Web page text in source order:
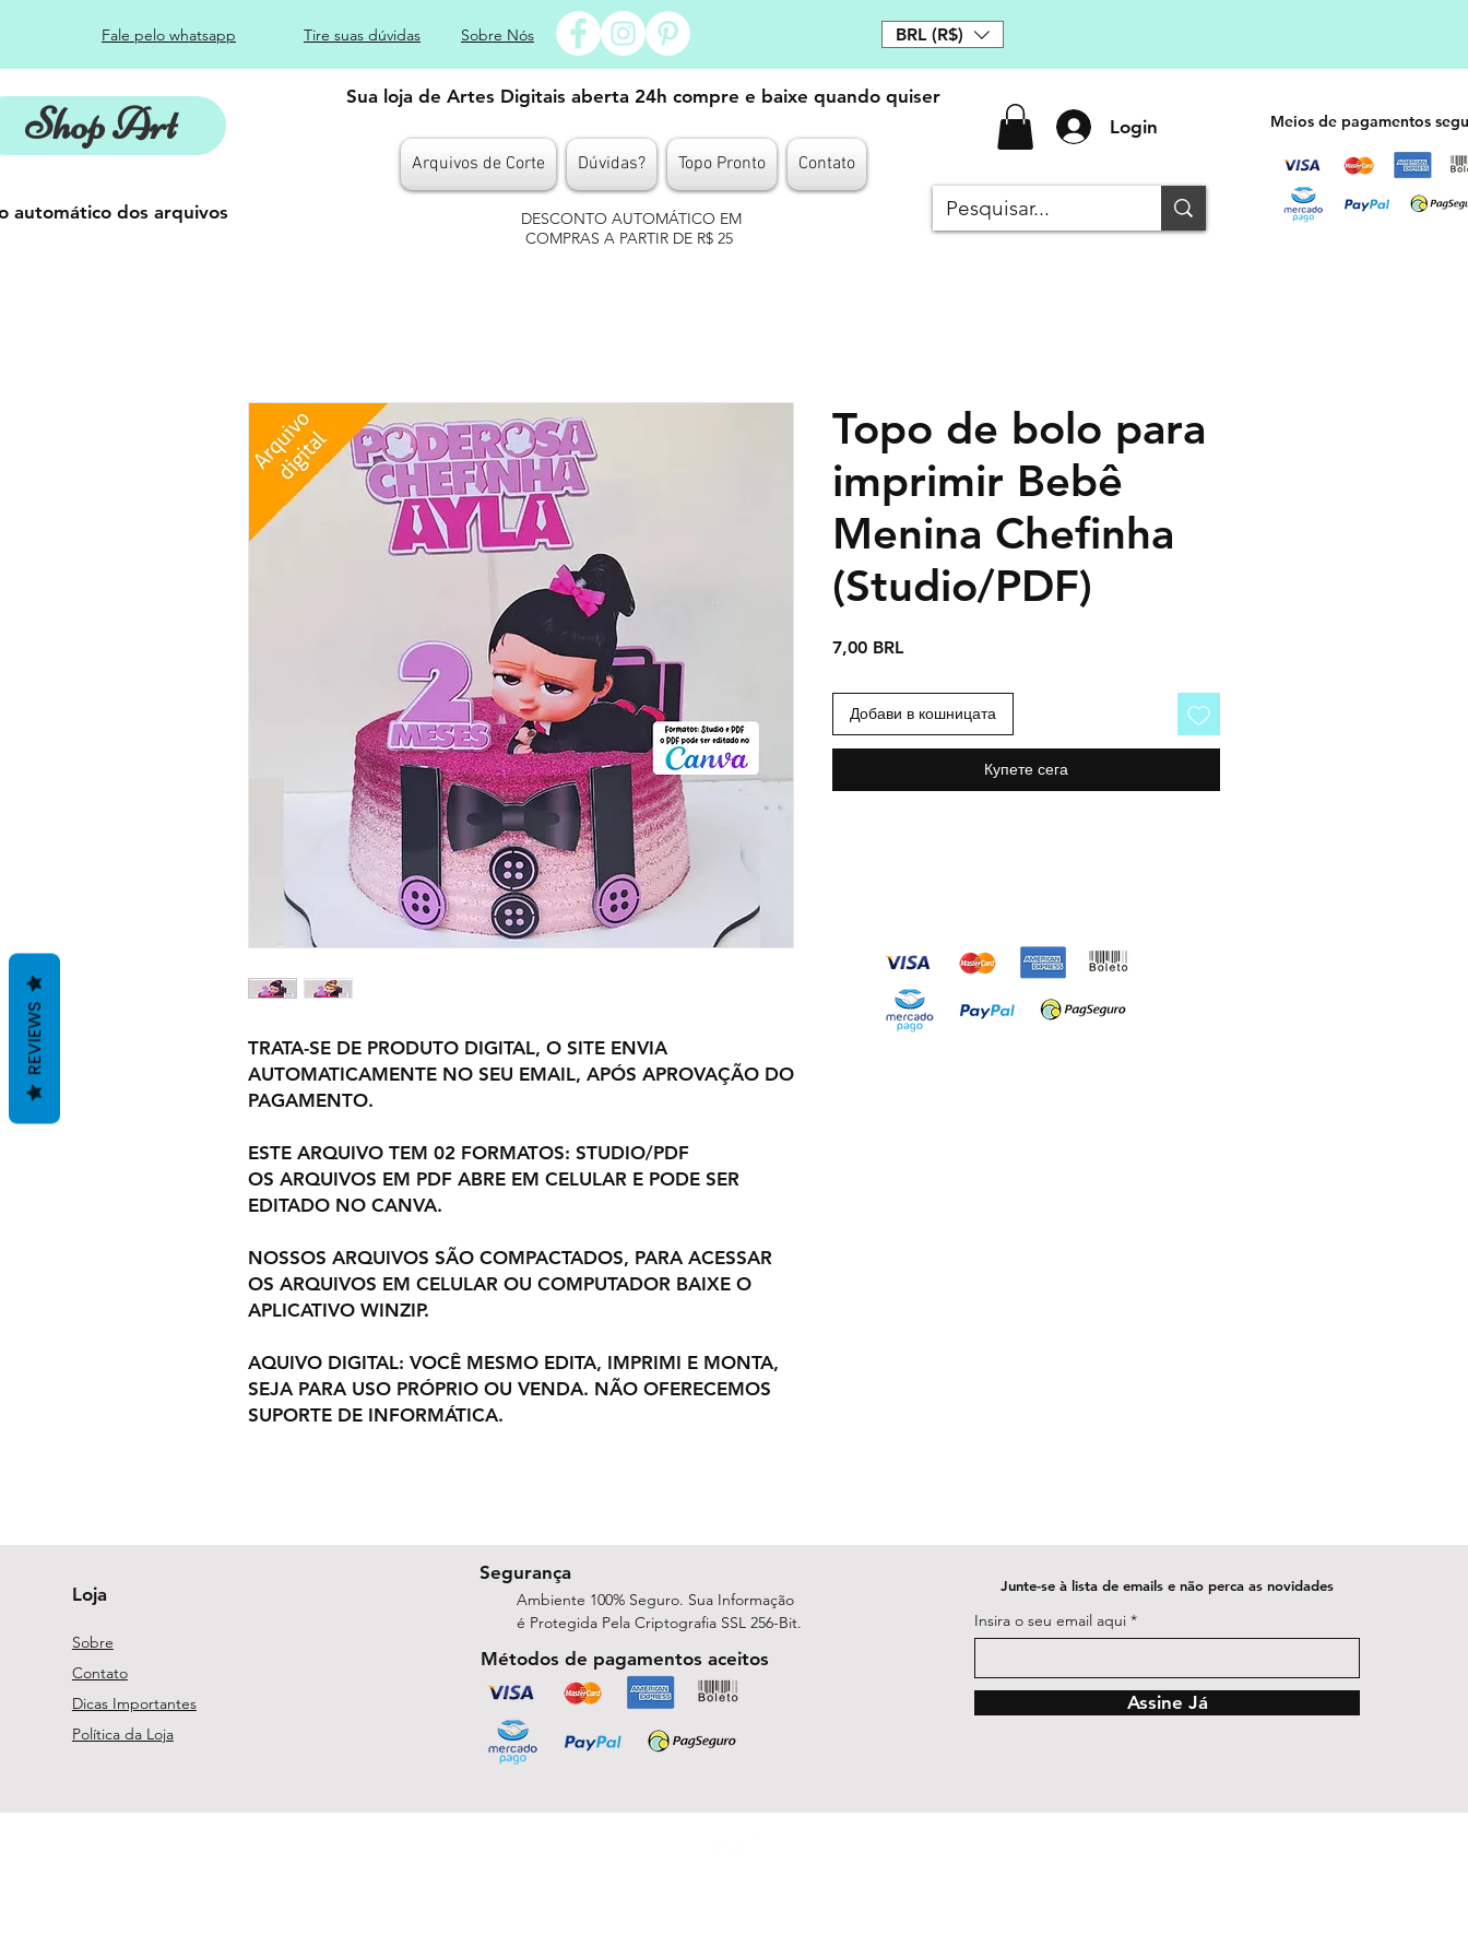
Fale pelo whatsapp Tire suas dúvidas Sobre Nós BRL (R$)
Shop Art
Sua loja de Artes Digitais aberta 24h compre e baixe quando quiser
Arquivos de Corte Dúvidas? Topo Pronto Contato
Login
automático dos arquivos
DESCONTO AUTOMÁTICO EM
COMPRAS A PARTIR DE R$ 25
Meios de pagamentos
TRATA-SE DE PRODUTO DIGITAL, O SITE ENVIA
AUTOMATICAMENTE NO SEU EMAIL, APÓS APROVAÇÃO DO
PAGAMENTO.
ESTE ARQUIVO TEM 02 FORMATOS: STUDIO/PDF
OS ARQUIVOS EM PDF ABRE EM CELULAR E PODE SER
EDITADO NO CANVA.
NOSSOS ARQUIVOS SÃO COMPACTADOS, PARA ACESSAR
OS ARQUIVOS EM CELULAR OU COMPUTADOR BAIXE O
APLICATIVO WINZIP.
AQUIVO DIGITAL: VOCÊ MESMO EDITA, IMPRIMI E MONTA,
SEJA PARA USO PRÓPRIO OU VENDA. NÃO OFERECEMOS
SUPORTE DE INFORMÁTICA.
Topo de bolo para
imprimir Bebê
Menina Chefinha
(Studio/PDF)
7,00 BRLЦена
Добави в кошницата
Купете сега
Loja
Sobre
Contato
Dicas Importantes
Política da Loja
Segurança
Ambiente 100% Seguro. Sua Informação
é Protegida Pela Criptografia SSL 256-Bit.
Métodos de pagamentos aceitos
Junte-se à lista de emails e não perca as novidades
Insira o seu email aqui
Assine Já
REVIEWS